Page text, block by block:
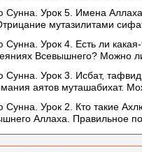
Сунна. Урок 5. Имена
мутазилитами
Сунна. Урок 4. Есть ли
Всевышнего? Можно ли
и Сунне? Концепция
Сунна. Урок 3. Исбат,
аятов муташабихат.
утверждение сифата «биля
Сунна. Урок 2. Кто такие
Аллаха. Правильное